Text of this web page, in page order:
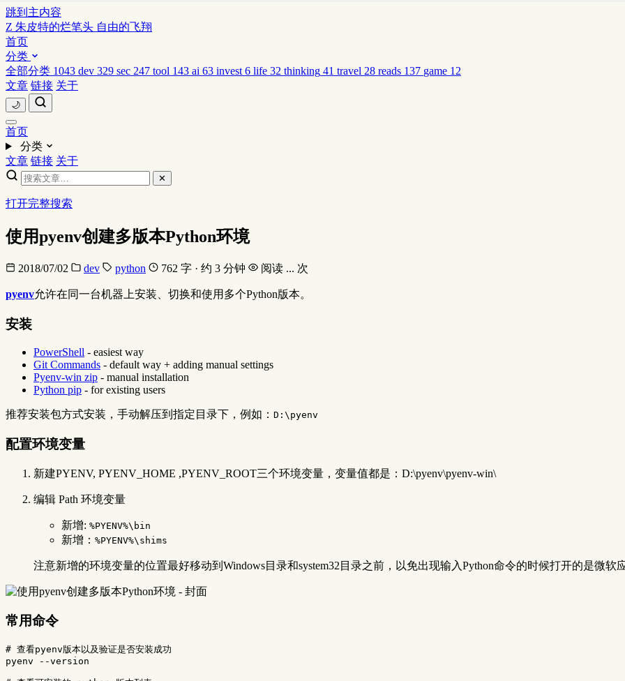
跳到主内容
Z 朱皮特的烂笔头 自由的飞翔
首页
分类
全部分类 1043 dev 329 sec 247 tool 143 ai 63 invest 6 life 32 thinking 41 travel 28 reads 137 game 12
文章 链接 关于
🌙
首页
分类
文章 链接 关于
✕
打开完整搜索
使用pyenv创建多版本Python环境
2018/07/02 dev python 762 字 · 约 3 分钟 阅读 ... 次
pyenv允许在同一台机器上安装、切换和使用多个Python版本。
安装
PowerShell - easiest way
Git Commands - default way + adding manual settings
Pyenv-win zip - manual installation
Python pip - for existing users
推荐安装包方式安装，手动解压到指定目录下，例如： D:\pyenv
配置环境变量
新建PYENV, PYENV_HOME ,PYENV_ROOT三个环境变量，变量值都是：D:\pyenv\pyenv-win\
编辑 Path 环境变量
新增: %PYENV%\bin
新增： %PYENV%\shims
注意新增的环境变量的位置最好移动到Windows目录和system32目录之前，以免出现输入Python命令的时候打开的是微软
常用命令
# 查看pyenv版本以及验证是否安装成功
pyenv
--version